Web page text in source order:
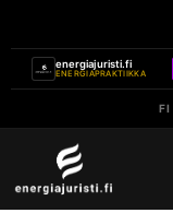
energiajuristi.fi
ENERGIAPRAKTIIKKA
FI